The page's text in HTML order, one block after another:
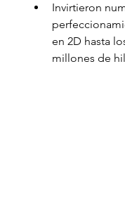
Invirtieron
en 2D hasta
millones de